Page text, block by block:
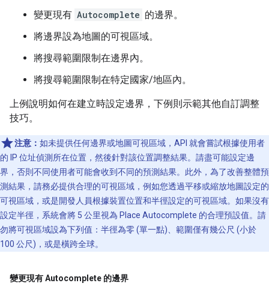
變更現有 Autocomplete 的邊界。
將邊界設為地圖的可視區域。
將搜尋範圍限制在邊界內。
將搜尋範圍限制在特定國家/地區內。
上例說明如何在建立時設定邊界，下例則示範其他自訂調整
技巧。
注意： 如未提供任何邊界或地圖可視區域，API 就會嘗試根據使用者
的 IP 位址偵測所在位置，然後針對該位置調整結果。請盡可能設定邊
界，否則不同使用者可能會收到不同的預測結果。此外，為了改善整體預
測結果，請務必提供合理的可視區域，例如您透過平移或縮放地圖設定的
可視區域，或是開發人員根據裝置位置和半徑設定的可視區域。如果沒有
設定半徑，系統會將 5 公里視為 Place Autocomplete 的合理預設值。請
勿將可視區域設為下列值：半徑為零 (單一點)、範圍僅有幾公尺 (小於
100 公尺)，或是橫跨全球。
變更現有 Autocomplete 的邊界